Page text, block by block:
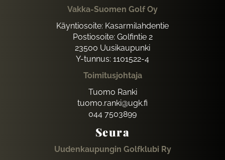
Vakka-Suomen Golf Oy
Käyntiosoite: Kasarmilahdentie
Postiosoite: Golfintie 2
23500 Uusikaupunki
Y-tunnus: 1101522-4
Toimitusjohtaja
Tuomo Ranki
tuomo.ranki@ugk.fi
044 7503899
Seura
Uudenkaupungin Golfklubi Ry